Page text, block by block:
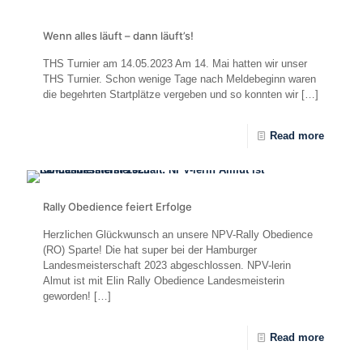
Wenn alles läuft – dann läuft’s!
THS Turnier am 14.05.2023 Am 14. Mai hatten wir unser
THS Turnier. Schon wenige Tage nach Meldebeginn waren
die begehrten Startplätze vergeben und so konnten wir […]
Read more
Rally Obedience feiert Erfolge
Herzlichen Glückwunsch an unsere NPV-Rally Obedience
(RO) Sparte! Die hat super bei der Hamburger
Landesmeisterschaft 2023 abgeschlossen. NPV-lerin
Almut ist mit Elin Rally Obedience Landesmeisterin
geworden! […]
Read more